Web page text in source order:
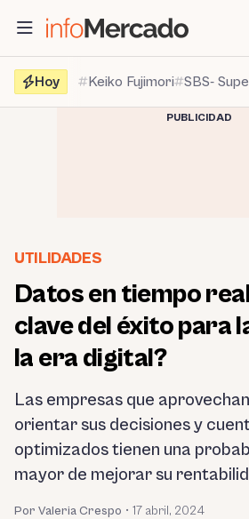
contenido
Hoy
Keiko Fujimori SBS-
PUBLICIDAD
UTILIDADES
Datos en tiempo
clave del éxito para
la era digital?
Las empresas que
orientar sus decisiones y
optimizados tienen una
mayor de mejorar su
Por Valeria Crespo • 17 abril, 2024